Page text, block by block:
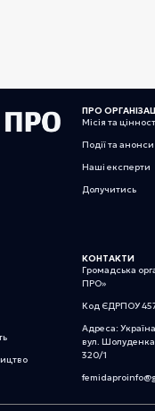
ПРО
Місія та
Події та анонси
Наші експерти
Долучитись
КОНТАКТИ
Громадська
ПРО»
Код ЄДРПОУ
Адреса:
вул.
320/1